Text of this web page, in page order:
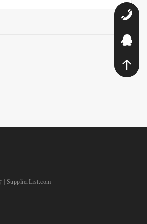
| SupplierList.com